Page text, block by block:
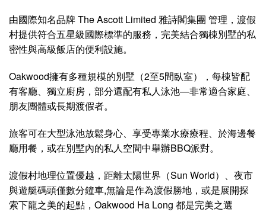
由國際知名品牌 The Ascott Limited 雅詩閣集團 管理，渡假
村提供符合五星級國際標準的服務，完美結合獨棟別墅的私
密性與高級飯店的便利設施。
Oakwood擁有多種規模的別墅（2至5間臥室），每棟皆配
有客廳、獨立廚房，部分還配有私人泳池—非常適合家庭、
朋友團體或長期渡假者。
旅客可在大型泳池放鬆身心、享受專業水療療程、於海邊餐
廳用餐，或在別墅內的私人空間中舉辦BBQ派對。
渡假村地理位置優越，距離太陽世界（Sun World）、夜市
與遊艇碼頭僅數分鐘車,無論是作為渡假勝地，或是展開探
索下龍之美的起點，Oakwood Ha Long 都是完美之選